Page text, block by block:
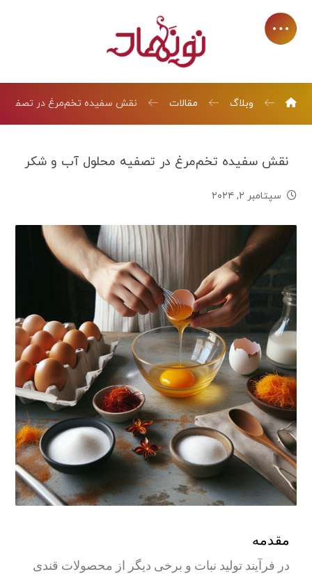
وبلاگ مقالات نقش سفیده تخم‌مرغ در تصفیه
نقش سفیده تخم‌مرغ در تصفیه محلول آب و شکر
سپتامبر ۲, ۲۰۲۴
مقدمه
در فرآیند تولید نبات و برخی دیگر از محصولات قندی